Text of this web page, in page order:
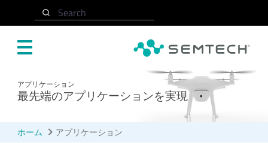
Search
アプリケーション
最先端のアプリケーションを実現
ホーム アプリケーション